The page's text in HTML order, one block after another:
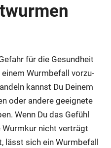
für die Gesund­heit
einem Wurm­be­fall vor­zu­
kannst Du Dei­nem
oder ande­re geeig­ne­te
Wenn Du das Gefühl
Wurm­kur nicht ver­trägt
lässt sich ein Wurm­be­fall